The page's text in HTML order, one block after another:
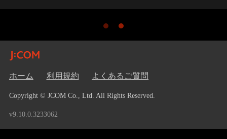
ホーム 利用規約 よくあるご質問
Copyright © JCOM Co., Ltd. All Rights Reserved.
v9.10.0.3233062